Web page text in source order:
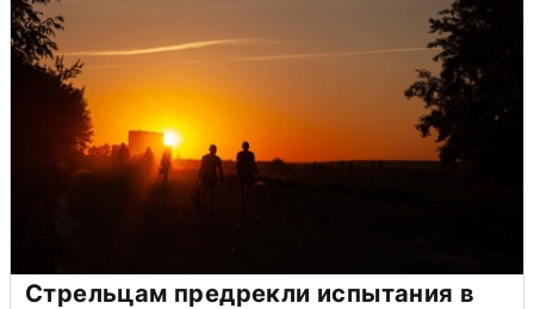
Стрельцам предрекли испытания в